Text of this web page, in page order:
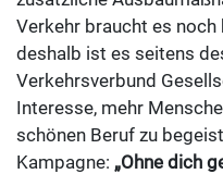
Verkehr braucht es noch
deshalb ist es seitens
Verkehrsverbund
Interesse, mehr
schönen Beruf zu
Kampagne: „Ohne dich